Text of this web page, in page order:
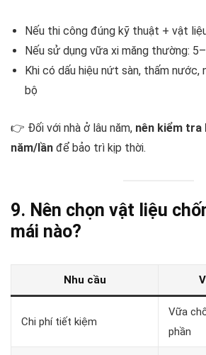
Nếu thi công đúng kỹ thuật + vật
Nếu sử dụng vữa xi măng thường:
Khi có dấu hiệu nứt sàn, thấm nước,
bộ
👉 Đối với nhà ở lâu năm, nên kiểm tra
năm/lần để bảo trì kịp thời.
9. Nên chọn vật liệu
mái nào?
Nhu cầu
Chi phí tiết kiệm
Vữa
phần